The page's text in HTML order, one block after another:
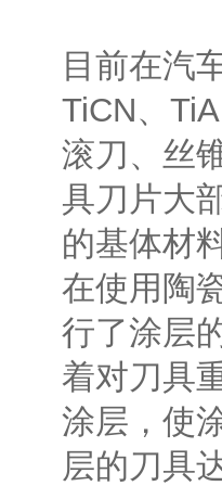
目前在汽
TiCN、
滚刀、丝
具刀片大
的基体材
在使用陶
行了涂层
着对刀具
涂层，使
层的刀具